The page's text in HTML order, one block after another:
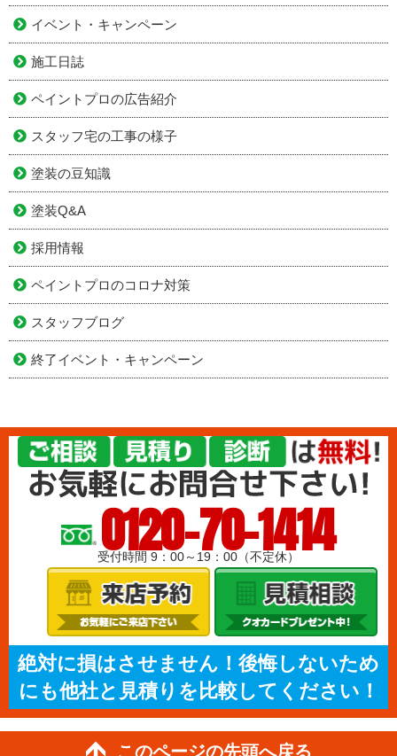
イベント・キャンペーン
施工日誌
ペイントプロの広告紹介
スタッフ宅の工事の様子
塗装の豆知識
塗装Q&A
採用情報
ペイントプロのコロナ対策
スタッフブログ
終了イベント・キャンペーン
0120-70-1414
受付時間 9：00～19：00（不定休）
絶対に損はさせません！後悔しないため
にも他社と見積りを比較してください！
このページの先頭へ戻る